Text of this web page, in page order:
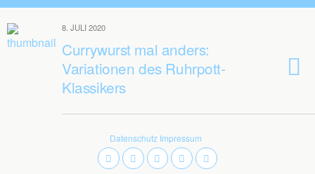
8. JULI 2020
Currywurst mal anders:
Variationen des Ruhrpott-
Klassikers
Datenschutz Impressum